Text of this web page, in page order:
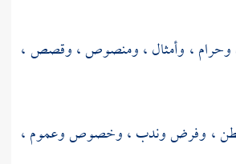
وحرام ، وأمثال ، ومنصوص ، وقصص ،
، وفرض وندب ، وخصوص وعموم ،